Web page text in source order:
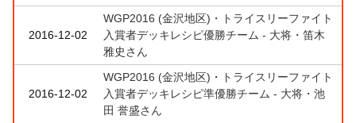
2016-12-02
WGP2016 (金沢地区)・トライスリーファイト
入賞者デッキレシピ優勝チーム - 大将・笛木
雅史さん
2016-12-02
WGP2016 (金沢地区)・トライスリーファイト
入賞者デッキレシピ準優勝チーム - 大将・池
田 誉盛さん